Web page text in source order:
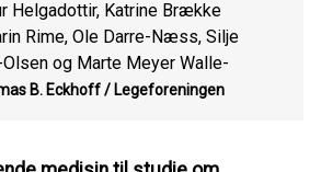
Helgadottir, Katrine Brække
Rime, Ole Darre-Næss, Silje
og Marte Meyer Walle-
B. Eckhoff / Legeforeningen